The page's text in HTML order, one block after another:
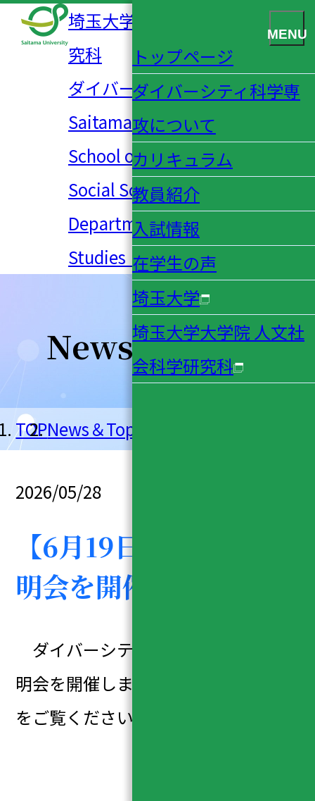
埼玉大学大学院 人文社会科学研
究科
ダイバーシティ科学専攻
Saitama University Graduate
School of Humanities and
Social Science
Department of Diversity
Studies（MA）
MENU
トップページ
ダイバーシティ科学専
攻について
カリキュラム
教員紹介
入試情報
在学生の声
埼玉大学
埼玉大学大学院 人文社
会科学研究科
News＆Topics
TOPNews＆Topics
2026/05/28
【6月19日(金)】入試説
明会を開催します
ダイバーシティ科学専攻の入試説
明会を開催します。詳しくは
をご覧ください。